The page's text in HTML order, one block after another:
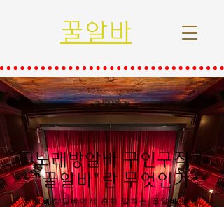
꿀알바
노래방알바 구인구직
"꿀알바"란 무엇인가
노래방알바에서 흔히 말하는 꿀알바란